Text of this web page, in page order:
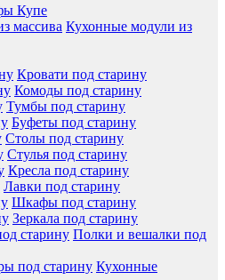
Купе
Кухонные модули из
Кровати под старину
Комоды под старину
Тумбы под старину
Буфеты под старину
Столы под старину
Стулья под старину
Кресла под старину
Лавки под старину
Шкафы под старину
Зеркала под старину
Полки и вешалки под
Кухонные